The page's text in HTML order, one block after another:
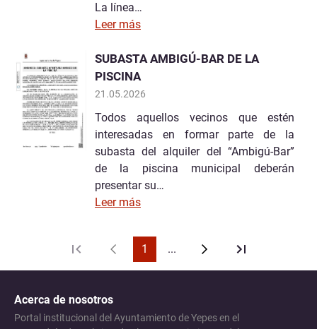
La línea…
Leer más
SUBASTA AMBIGÚ-BAR DE LA
PISCINA
21.05.2026
Todos aquellos vecinos que estén
interesadas en formar parte de la
subasta del alquiler del “Ambigú-Bar”
de la piscina municipal deberán
presentar su…
Leer más
1 ...
Acerca de nosotros
Portal institucional del Ayuntamiento de Yepes en el